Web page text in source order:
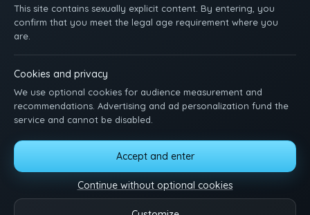
This site contains sexually explicit content. By entering, you
confirm that you meet the legal age requirement where you
are.
Cookies and privacy
We use optional cookies for audience measurement and
recommendations. Advertising and ad personalization fund the
service and cannot be disabled.
Accept and enter
Continue without optional cookies
I twink più sexy ti aspettano. Sfoglia i video, segati e goditi lo spettacolo.